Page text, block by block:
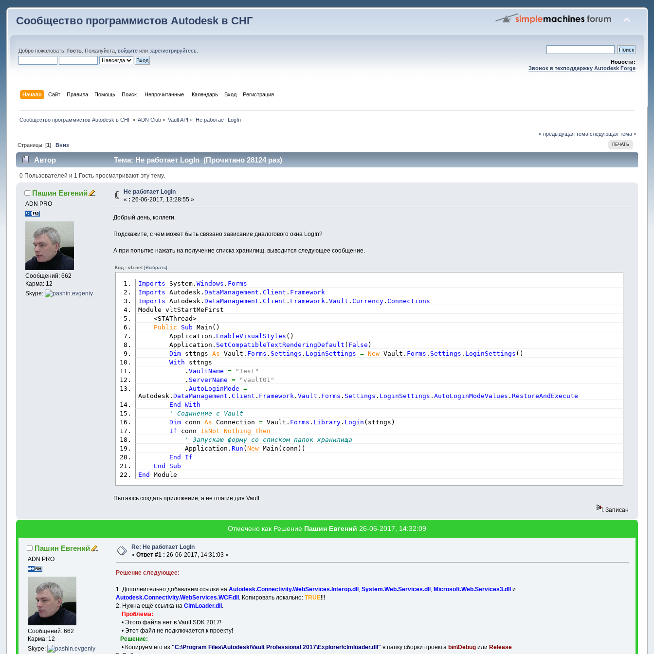
Сообщество программистов Autodesk в СНГ
Добро пожаловать,Гость . Пожалуйста,войдите илизарегистрируйтесь
Новости:
Звонок в техподдержку Autodesk Forge
Начало Сайт Правила Помощь Поиск Непрочитанные Календарь Вход Регистрация
Сообщество программистов Autodesk в СНГ» ADN Club » Vault API » Не работает LogIn
« предыдущая тема следующая тема »
ПЕЧАТЬ
Страницы: [1] Вниз
Автор Тема: Не работает LogIn (Прочитано 28124 раз)
0 Пользователей и 1 Гость просматривают эту тему.
Пашин Евгений
ADN PRO
Сообщений: 662
Карма: 12
Skype:
Не работает LogIn
« : 26-06-2017, 13:28:55 »
Добрый день, коллеги.
Подскажите, с чем может быть связано зависание диалогового окна LogIn?
А при попытке нажать на получение списка хранилищ, выводится следующее сообщение.
Код - vb.net[Выбрать]
Imports System.Windows . Forms
Imports Autodesk.DataManagement .Client . Framework
Imports Autodesk.DataManagement .Client . Framework .Vault .Currency .Connections
Module vltStartMeFirst
<STAThread>
Public
Sub Main ( )
Application. EnableVisualStyles ( )
Application. SetCompatibleTextRenderingDefault ( False )
Dim sttngs As Vault. Forms . Settings . LoginSettings = New Vault. Forms . Settings . LoginSettings ( )
With sttngs
.VaultName =
"Test"
. ServerName =
"vault01"
.AutoLoginMode
=
Autodesk.DataManagement .Client . Framework .Vault . Forms . Settings . LoginSettings .AutoLoginModeValues .RestoreAndExecute
End
With
' Содинение с Vault
Dim conn As Connection = Vault. Forms . Library . Login ( sttngs )
If conn IsNot Nothing
Then
' Запускаю форму со списком папок хранилища
Application.Run (New Main ( conn ) )
End
If
End
Sub
End
Module
Пытаюсь создать приложение, а не плагин для Vault.
Записан
Отмечено как Решение Пашин Евгений 26-06-2017, 14:32:09
Пашин Евгений
ADN PRO
Сообщений: 662
Карма: 12
Skype:
Re: Не работает LogIn
«Ответ #1 : 26-06-2017, 14:31:03 »
Решение следующее:
1. Дополнительно добавляем ссылки наAutodesk.Connectivity.WebServices.Interop.dll,System.Web.Services.dll,Microsoft.Web.Services3.dll и
Autodesk.Connectivity.WebServices.WCF.dll. Копировать локально:TRUE!!!
2. Нужна ещё ссылка наClmLoader.dll.
Проблема:
• Этого файла нет в Vault SDK 2017!
• Этот файл не подключается к проекту!
Решение:
• Копируем его из"C:\Program Files\Autodesk\Vault Professional 2017\Explorer\clmloader.dll" в папку сборки проектаbin\Debug илиRelease